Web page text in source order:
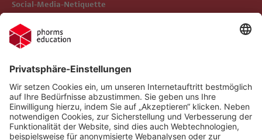
Social-Media-Netiquette
Follow us on